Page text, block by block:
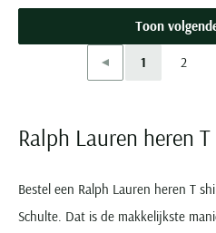
Toon
Vorige
1 2
Ralph Lauren heren
Bestel een Ralph Lauren heren T
Schulte. Dat is de makkelijkste